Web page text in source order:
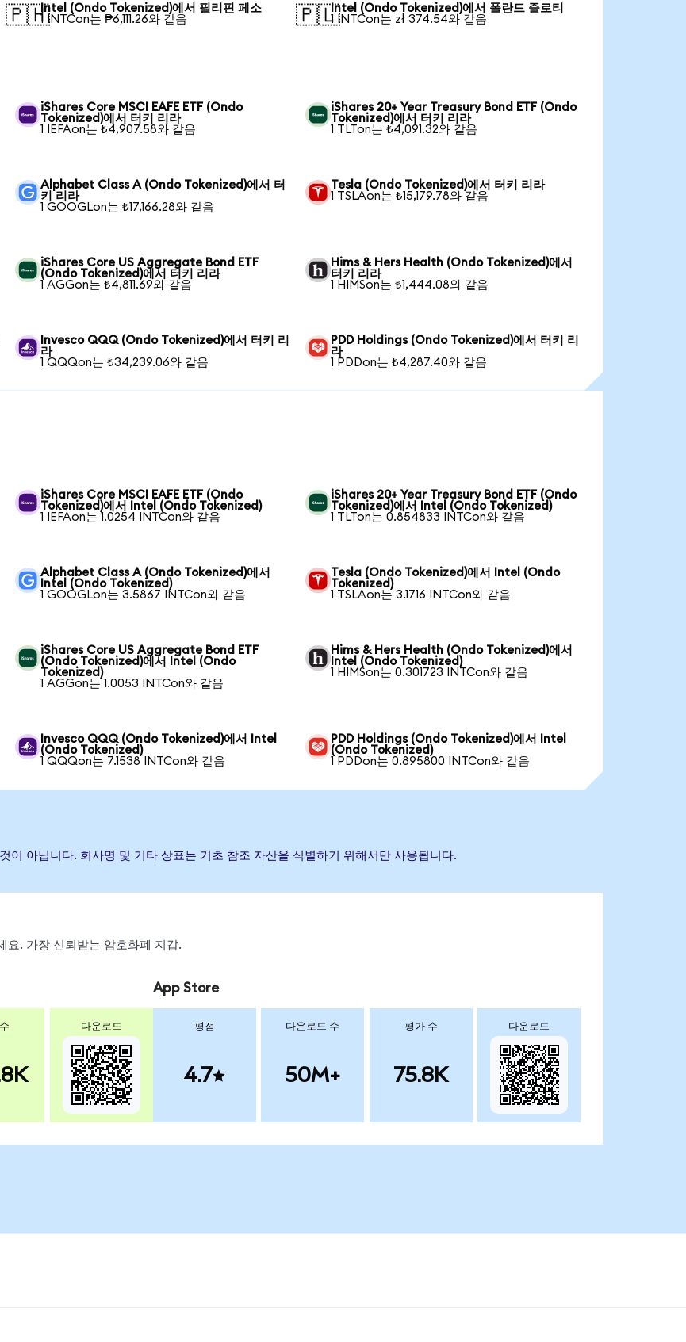
🇵🇭Intel (Ondo Tokenized)에서 필리핀 페소
1 INTCon는 ₱6,111.26와 같음
🇵🇱Intel (Ondo Tokenized)에서 폴란드 즐로티
1 INTCon는 zł 374.54와 같음
iShares Core MSCI EAFE ETF (Ondo
Tokenized)에서 터키 리라
1 IEFAon는 ₺4,907.58와 같음
iShares 20+ Year Treasury Bond ETF (Ondo
Tokenized)에서 터키 리라
1 TLTon는 ₺4,091.32와 같음
Alphabet Class A (Ondo Tokenized)에서 터
키 리라
1 GOOGLon는 ₺17,166.28와 같음
Tesla (Ondo Tokenized)에서 터키 리라
1 TSLAon는 ₺15,179.78와 같음
iShares Core US Aggregate Bond ETF
(Ondo Tokenized)에서 터키 리라
1 AGGon는 ₺4,811.69와 같음
Hims & Hers Health (Ondo Tokenized)에서
터키 리라
1 HIMSon는 ₺1,444.08와 같음
Invesco QQQ (Ondo Tokenized)에서 터키 리
라
1 QQQon는 ₺34,239.06와 같음
PDD Holdings (Ondo Tokenized)에서 터키 리
라
1 PDDon는 ₺4,287.40와 같음
iShares Core MSCI EAFE ETF (Ondo
Tokenized)에서 Intel (Ondo Tokenized)
1 IEFAon는 1.0254 INTCon와 같음
iShares 20+ Year Treasury Bond ETF (Ondo
Tokenized)에서 Intel (Ondo Tokenized)
1 TLTon는 0.854833 INTCon와 같음
Alphabet Class A (Ondo Tokenized)에서
Intel (Ondo Tokenized)
1 GOOGLon는 3.5867 INTCon와 같음
Tesla (Ondo Tokenized)에서 Intel (Ondo
Tokenized)
1 TSLAon는 3.1716 INTCon와 같음
iShares Core US Aggregate Bond ETF
(Ondo Tokenized)에서 Intel (Ondo
Tokenized)
1 AGGon는 1.0053 INTCon와 같음
Hims & Hers Health (Ondo Tokenized)에서
Intel (Ondo Tokenized)
1 HIMSon는 0.301723 INTCon와 같음
Invesco QQQ (Ondo Tokenized)에서 Intel
(Ondo Tokenized)
1 QQQon는 7.1538 INTCon와 같음
PDD Holdings (Ondo Tokenized)에서 Intel
(Ondo Tokenized)
1 PDDon는 0.895800 INTCon와 같음
이 아닙니다. 회사명 및 기타 상표는 기초 참조 자산을 식별하기 위해서만 사용됩니다.
. 가장 신뢰받는 암호화폐 지갑.
다운로드
App Store
평점
4.7
다운로드 수
50M+
평가 수
75.8K
다운로드